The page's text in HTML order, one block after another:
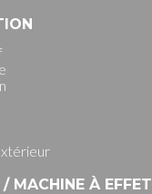
/ MACHINE À EFFET